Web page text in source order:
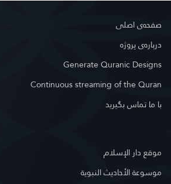
صفحه‌ى اصلى
درباره‌ى پروژه
Generate Quranic Designs
Continuous streaming of the Quran
با ما تماس بگیرید
موقع دار الإسلام
موسوعة الأحاديث النبوية